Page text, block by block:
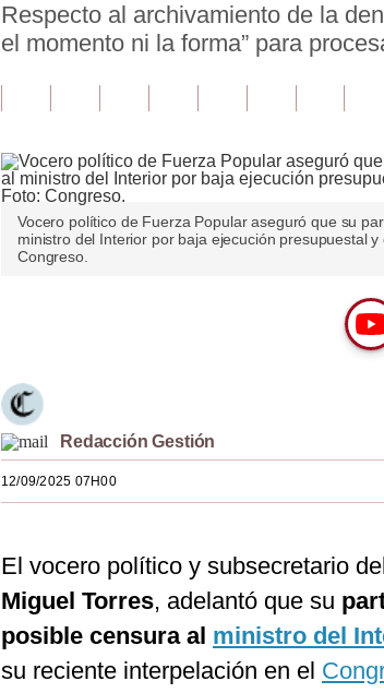
Respecto al archivamiento de la
el momento ni la forma” para
Vocero político de Fuerza Popular aseguró que su
ministro del Interior por baja ejecución presupuestal
Congreso.
Redacción Gestión
12/09/2025 07H00
El vocero político y subsecretario
Miguel Torres, adelantó que su
posible censura al ministro del
su reciente interpelación en el